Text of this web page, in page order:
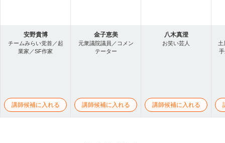
安野貴博
チームみらい党首／起
業家／SF作家
講師候補に入れる
金子恵美
元衆議院議員／コメン
テーター
講師候補に入れる
八木真澄
お笑い芸人
講師候補に入れる
土